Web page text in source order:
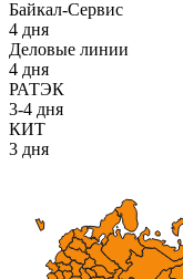
Байкал-Сервис
4 дня
Деловые линии
4 дня
РАТЭК
3-4 дня
КИТ
3 дня